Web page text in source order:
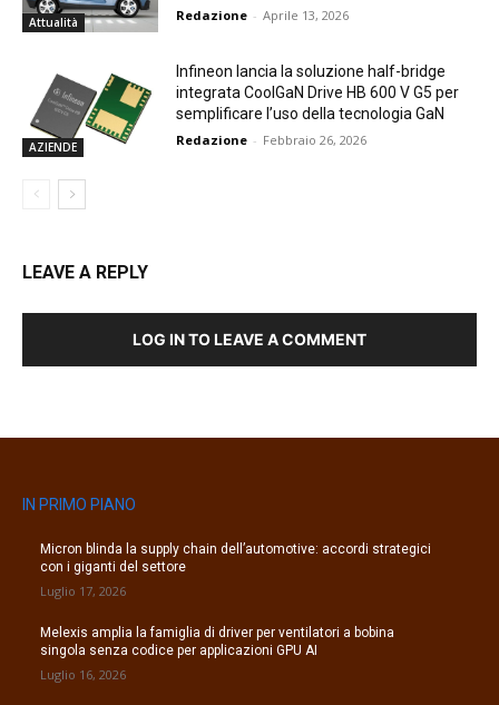
Attualità Redazione - Aprile 13, 2026
AZIENDE
Infineon lancia la soluzione half-bridge
integrata CoolGaN Drive HB 600 V G5 per
semplificare l’uso della tecnologia GaN
Redazione - Febbraio 26, 2026
LEAVE A REPLY
LOG IN TO LEAVE A COMMENT
IN PRIMO PIANO
Micron blinda la supply chain dell’automotive: accordi strategici
con i giganti del settore
Luglio 17, 2026
Melexis amplia la famiglia di driver per ventilatori a bobina
singola senza codice per applicazioni GPU AI
Luglio 16, 2026